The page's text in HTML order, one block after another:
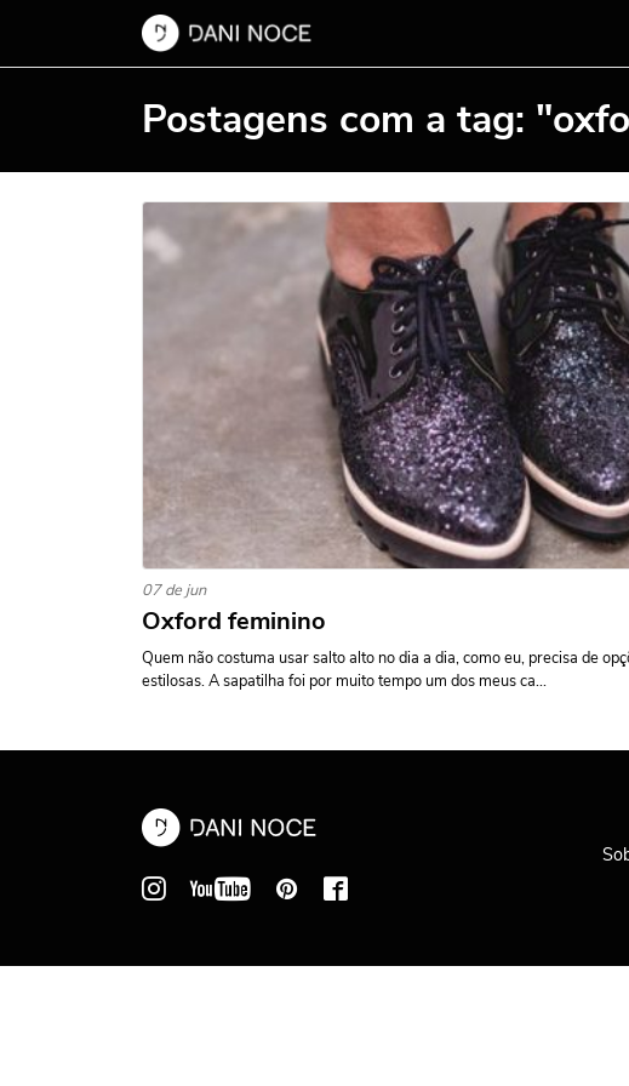
Postagens com a tag:
07 de jun
Oxford feminino
Quem não costuma usar salto alto no dia a dia, como eu, precisa de
estilosas. A sapatilha foi por muito tempo um dos meus ca...